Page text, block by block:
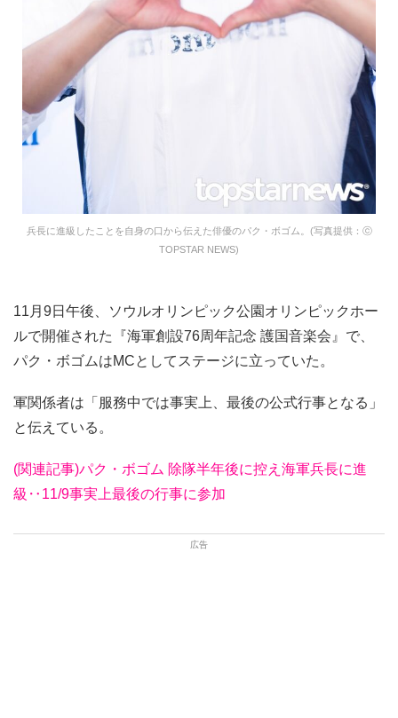
兵長に進級したことを自身の口から伝えた俳優のパク・ボゴム。(写真提供：ⓒ
TOPSTAR NEWS)
11月9日午後、ソウルオリンピック公園オリンピックホー
ルで開催された『海軍創設76周年記念 護国音楽会』で、
パク・ボゴムはMCとしてステージに立っていた。
軍関係者は「服務中では事実上、最後の公式行事となる」
と伝えている。
(関連記事)パク・ボゴム 除隊半年後に控え海軍兵長に進
級‥11/9事実上最後の行事に参加